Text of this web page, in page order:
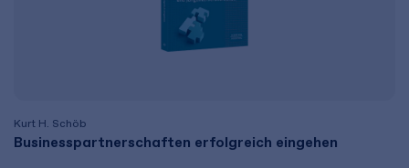
Kurt H. Schöb
Businesspartnerschaften erfolgreich eingehen